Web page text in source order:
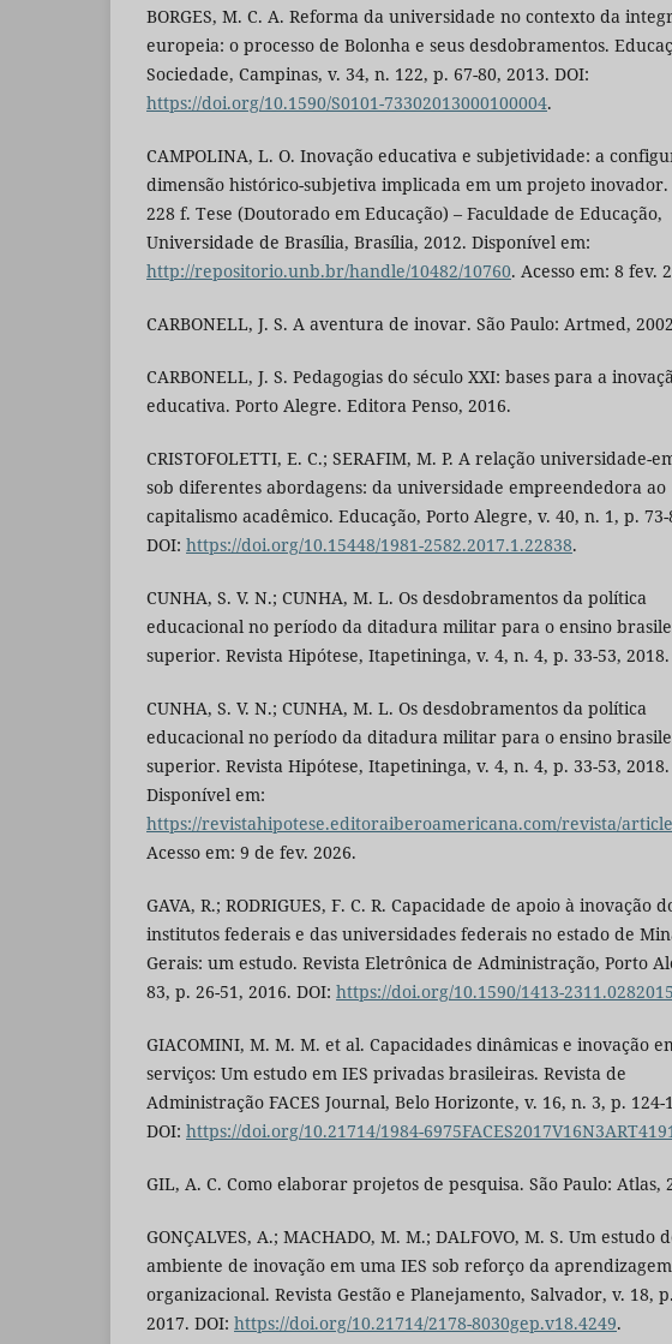
BORGES, M. C. A. Reforma da universidade no contexto da
europeia: o processo de Bolonha e seus desdobramentos.
Sociedade, Campinas, v. 34, n. 122, p. 67-80, 2013. DOI:
https://doi.org/10.1590/S0101-73302013000100004.
CAMPOLINA, L. O. Inovação educativa e subjetividade: a
dimensão histórico-subjetiva implicada em um projeto inovador.
228 f. Tese (Doutorado em Educação) – Faculdade de Educação,
Universidade de Brasília, Brasília, 2012. Disponível em:
http://repositorio.unb.br/handle/10482/10760. Acesso em: 8 fev.
CARBONELL, J. S. A aventura de inovar. São Paulo: Artmed,
CARBONELL, J. S. Pedagogias do século XXI: bases para a
educativa. Porto Alegre. Editora Penso, 2016.
CRISTOFOLETTI, E. C.; SERAFIM, M. P. A relação universidade-
sob diferentes abordagens: da universidade empreendedora ao
capitalismo acadêmico. Educação, Porto Alegre, v. 40, n. 1, p. 73-
DOI: https://doi.org/10.15448/1981-2582.2017.1.22838.
CUNHA, S. V. N.; CUNHA, M. L. Os desdobramentos da política
educacional no período da ditadura militar para o ensino
superior. Revista Hipótese, Itapetininga, v. 4, n. 4, p. 33-53, 2018.
CUNHA, S. V. N.; CUNHA, M. L. Os desdobramentos da política
educacional no período da ditadura militar para o ensino
superior. Revista Hipótese, Itapetininga, v. 4, n. 4, p. 33-53, 2018.
Disponível em:
https://revistahipotese.editoraiberoamericana.com/revista/
Acesso em: 9 de fev. 2026.
GAVA, R.; RODRIGUES, F. C. R. Capacidade de apoio à inovação
institutos federais e das universidades federais no estado de
Gerais: um estudo. Revista Eletrônica de Administração, Porto
83, p. 26-51, 2016. DOI: https://doi.org/10.1590/1413-
GIACOMINI, M. M. M. et al. Capacidades dinâmicas e inovação
serviços: Um estudo em IES privadas brasileiras. Revista de
Administração FACES Journal, Belo Horizonte, v. 16, n. 3, p. 124-
DOI: https://doi.org/10.21714/1984-
GIL, A. C. Como elaborar projetos de pesquisa. São Paulo: Atlas,
GONÇALVES, A.; MACHADO, M. M.; DALFOVO, M. S. Um estudo
ambiente de inovação em uma IES sob reforço da aprendizagem
organizacional. Revista Gestão e Planejamento, Salvador, v. 18,
2017. DOI: https://doi.org/10.21714/2178-8030gep.v18.4249.